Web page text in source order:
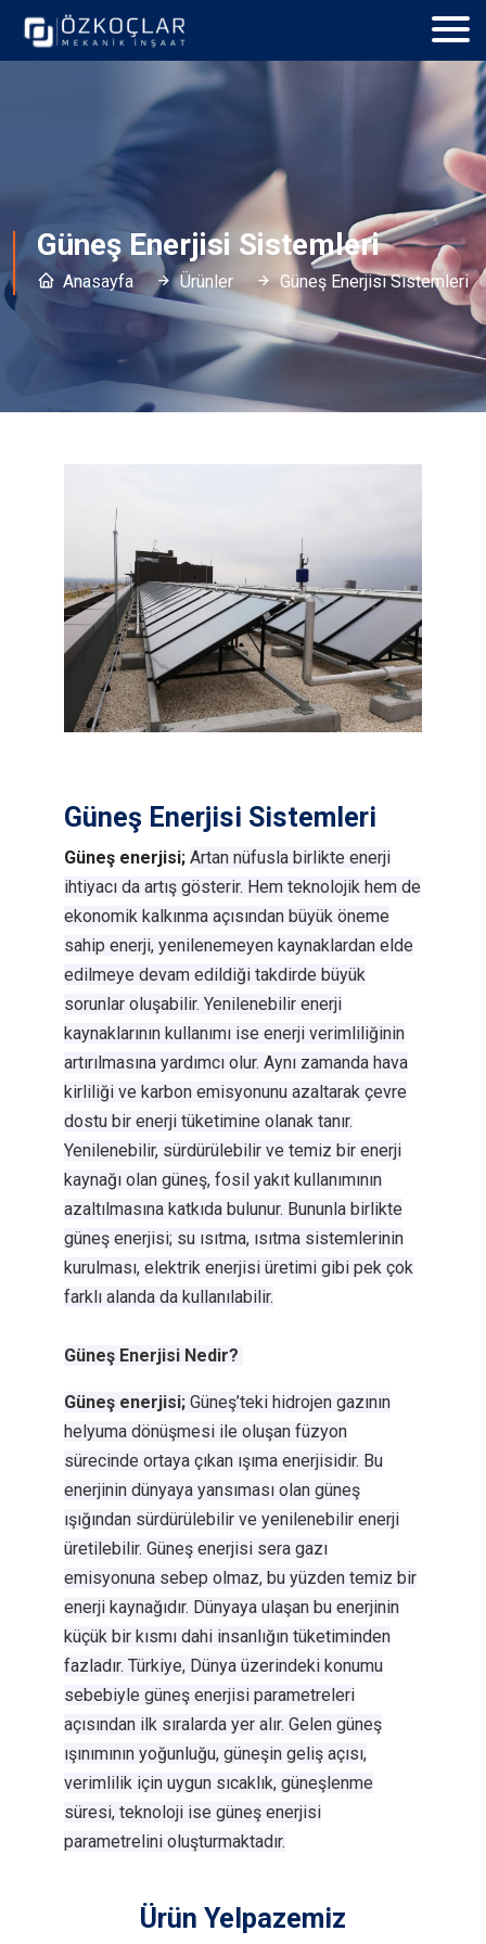
Güneş Enerjisi Sistemleri
Anasayfa Ürünler Güneş Enerjisi Sistemleri
Güneş Enerjisi Sistemleri
Güneş enerjisi;Artan nüfusla birlikte enerji
ihtiyacı da artış gösterir. Hem teknolojik hem de
ekonomik kalkınma açısından büyük öneme
sahip enerji, yenilenemeyen kaynaklardan elde
edilmeye devam edildiği takdirde büyük
sorunlar oluşabilir. Yenilenebilir enerji
kaynaklarının kullanımı ise enerji verimliliğinin
artırılmasına yardımcı olur. Aynı zamanda hava
kirliliği ve karbon emisyonunu azaltarak çevre
dostu bir enerji tüketimine olanak tanır.
Yenilenebilir, sürdürülebilir ve temiz bir enerji
kaynağı olan güneş, fosil yakıt kullanımının
azaltılmasına katkıda bulunur. Bununla birlikte
güneş enerjisi; su ısıtma, ısıtma sistemlerinin
kurulması, elektrik enerjisi üretimi gibi pek çok
farklı alanda da kullanılabilir.
Güneş Enerjisi Nedir?
Güneş enerjisi; Güneş’teki hidrojen gazının
helyuma dönüşmesi ile oluşan füzyon
sürecinde ortaya çıkan ışıma enerjisidir. Bu
enerjinin dünyaya yansıması olan güneş
ışığından sürdürülebilir ve yenilenebilir enerji
üretilebilir. Güneş enerjisi sera gazı
emisyonuna sebep olmaz, bu yüzden temiz bir
enerji kaynağıdır. Dünyaya ulaşan bu enerjinin
küçük bir kısmı dahi insanlığın tüketiminden
fazladır. Türkiye, Dünya üzerindeki konumu
sebebiyle güneş enerjisi parametreleri
açısından ilk sıralarda yer alır. Gelen güneş
ışınımının yoğunluğu, güneşin geliş açısı,
verimlilik için uygun sıcaklık, güneşlenme
süresi, teknoloji ise güneş enerjisi
parametrelini oluşturmaktadır.
Ürün Yelpazemiz